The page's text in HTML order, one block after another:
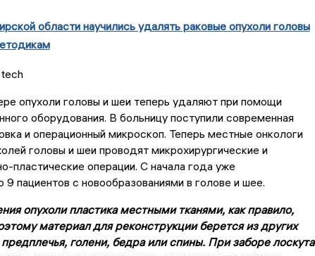
области научились удалять раковые опухоли головы
опухоли головы и шеи теперь удаляют при помощи
оборудования. В больницу поступили современная
и операционный микроскоп. Теперь местные онкологи
головы и шеи проводят микрохирургические и
пластические операции. С начала года уже
9 пациентов с новообразованиями в голове и шее.
опухоли пластика местными тканями, как правило,
материал для реконструкции берется из других
голени, бедра или спины. При заборе лоскута